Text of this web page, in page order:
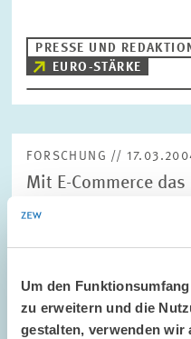
Um den
zu erweitern und die
gestalten, verwenden wir
PRESSE UND REDAKTION
EURO-STÄRKE
FORSCHUNG //
Mit E-Commerce
aufpolieren
sich die Konkurrenz mit